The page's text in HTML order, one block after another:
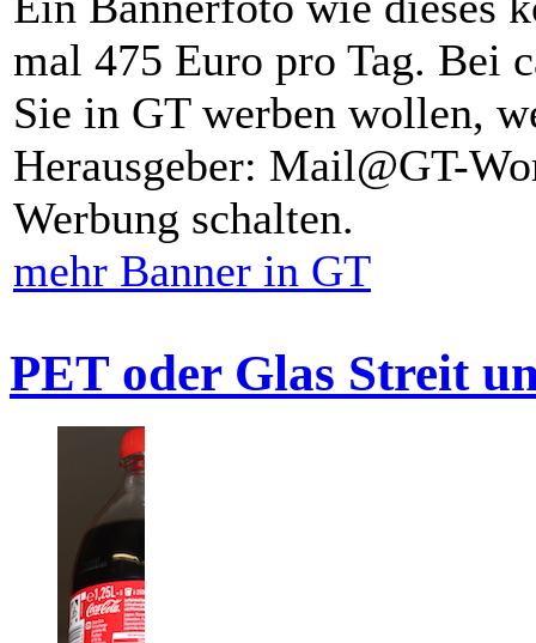
mal 475 Euro pro Tag. Bei
Sie in GT werben wollen,
Herausgeber: Mail@GT-
Werbung schalten.
mehr Banner in GT
PET oder Glas Streit